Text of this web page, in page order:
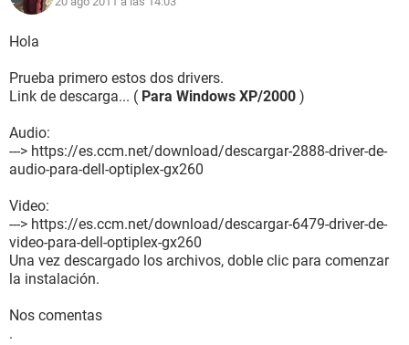
Chipset de la Placa Base Intel Brookdale-G i845G
Tipo de BIOS Phoenix (09/24/02)
Puerto de comunicación Puerto de impresora ECP (LPT1)
Tarjeta gráfica Intel Extreme Graphics
Acelerador 3D Intel Extreme Graphics
Tarjeta de sonido Intel 82801DB ICH4 - AC'97 Audio
Controller [A-1]
Almacenamiento:
Controlador IDE Controladora de almacenamiento Ultra ATA
Disquetera de 3 1/2 Unidad de disquete
Disco duro ST340014A (40 GB, 7200 RPM, Ultra-ATA/100)
Hola
Prueba primero estos dos drivers.
Link de descarga... ( Para Windows XP/2000 )
Audio:
---> https://es.ccm.net/download/descargar-2888-driver-de-
audio-para-dell-optiplex-gx260
Video:
---> https://es.ccm.net/download/descargar-6479-driver-de-
video-para-dell-optiplex-gx260
Una vez descargado los archivos, doble clic para comenzar
la instalación.
Nos comentas
.